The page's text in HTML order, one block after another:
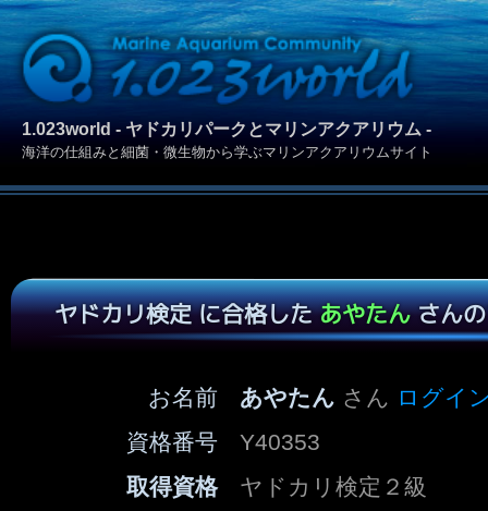
1.023world - ヤドカリパークとマリンアクアリウム -
海洋の仕組みと細菌・微生物から学ぶマリンアクアリウムサイト
ヤドカリ検定 に合格したあやたんさん
お名前 あやたん さん ログイ
資格番号
Y40353
取得資格
ヤドカリ検定２級